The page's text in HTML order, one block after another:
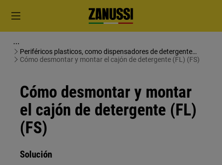
Periféricos plasticos, como dispensadores de detergente
(lavado)
Cómo desmontar y montar el cajón de detergente (FL) (FS)
Cómo desmontar y montar
el cajón de detergente (FL)
(FS)
Solución